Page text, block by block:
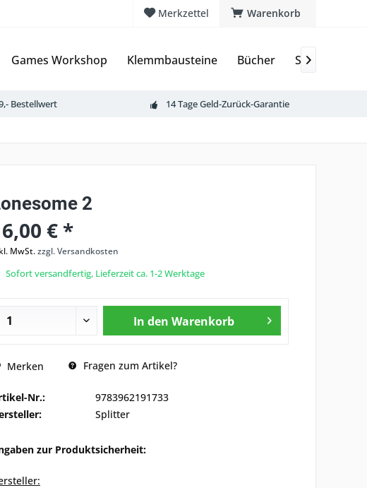
Warenkorb
Merkzettel
Games Workshop Klemmbausteine Bücher 
Bestellwert 14 Tage Geld-Zurück-Garantie
2
€ *
MwSt.zzgl. Versandkosten
Sofort versandfertig, Lieferzeit ca. 1-2 Werktage
In den Warenkorb
Merken Fragen zum Artikel?
Nr.:
9783962191733
Splitter
zur Produktsicherheit: